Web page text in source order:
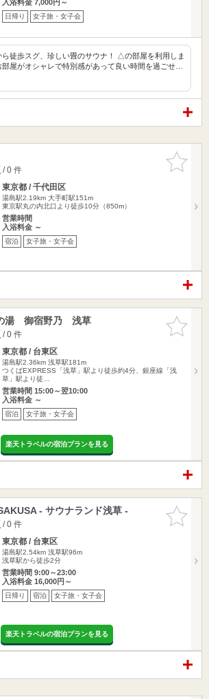
入浴料金 7,000円～
日帰り 女子旅・女子会
ら徒歩スグ、珍しい畳のサウナ！ △の部屋を利用しま
部屋がオシャレで特別感があって良い時間を過ごせ…
お気に入
りに追加
/ 0 件
東京都 / 千代田区
湯島駅2.19km 大手町駅151m
東京駅丸の内北口より徒歩10分（850m）
営業時間
入浴料金 ～
宿泊 女子旅・女子会
お気に入
りに追加
湯 御宿野乃 浅草
/ 0 件
東京都 / 台東区
湯島駅2.36km 浅草駅181m
つくばEXPRESS「浅草」駅より徒歩約4分、銀座線「浅
草」駅より徒…
営業時間 15:00～翌10:00
入浴料金 ～
宿泊 女子旅・女子会
楽天トラベルの宿泊プランを見る
お気に入
りに追加
- サウナランド浅草 -
/ 0 件
東京都 / 台東区
湯島駅2.54km 浅草駅96m
浅草駅から徒歩2分
営業時間 9:00～23:00
入浴料金 16,000円～
日帰り 宿泊 女子旅・女子会
楽天トラベルの宿泊プランを見る